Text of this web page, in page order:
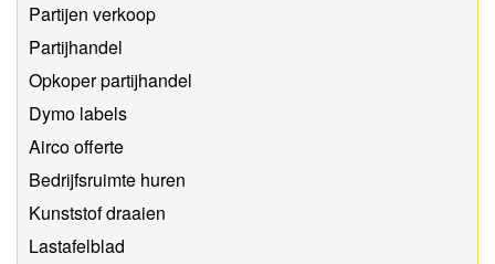
Partijen verkoop
Partijhandel
Opkoper partijhandel
Dymo labels
Airco offerte
Bedrijfsruimte huren
Kunststof draaien
Lastafelblad